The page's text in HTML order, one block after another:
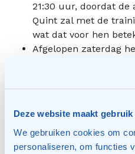
Deze website maakt
We gebruiken cookies om
personaliseren, om functies
21:30 uur, doordat de
Quint zal met de
wat dat voor hen
Afgelopen zaterdag
'open dag coronastijl'
beperkingen waren
over de aanpak en
jeugd en parallel
nieuwe jeugdleden.
hebben zich meteen